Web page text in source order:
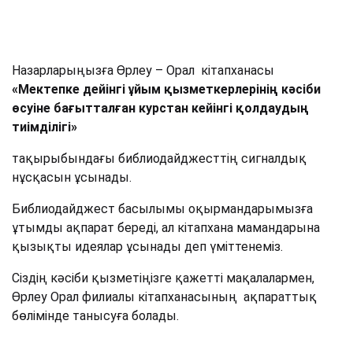
Назарларыңызға Өрлеу – Орал кітапханасы
«Мектепке дейінгі ұйым қызметкерлерінің кәсіби
өсуіне бағытталған курстан кейінгі қолдаудың
тиімділігі»
тақырыбындағы библиодайджесттің сигналдық
нұсқасын ұсынады.
Библиодайджест басылымы оқырмандарымызға
ұтымды ақпарат береді, ал кітапхана мамандарына
қызықты идеялар ұсынады деп үміттенеміз.
Сіздің кәсіби қызметіңізге қажетті мақалалармен,
Өрлеу Орал филиалы кітапханасының ақпараттық
бөлімінде танысуға болады.